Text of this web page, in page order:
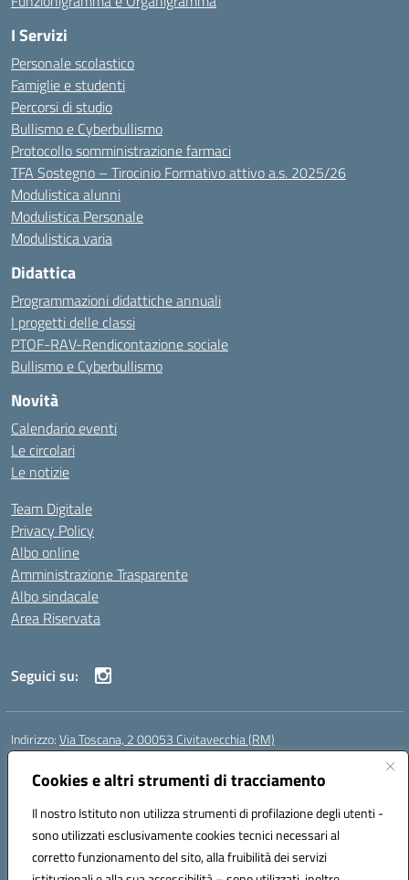
Cookies e altri strumenti di tracciamento
Il nostro Istituto non utilizza strumenti di profilazione degli utenti -
sono utilizzati esclusivamente cookies tecnici necessari al
corretto funzionamento del sito, alla fruibilità dei servizi
I Servizi
Personale scolastico
Famiglie e studenti
Percorsi di studio
Bullismo e Cyberbullismo
Protocollo somministrazione farmaci
TFA Sostegno – Tirocinio Formativo attivo a.s. 2025/26
Modulistica alunni
Modulistica Personale
Modulistica varia
Didattica
Programmazioni didattiche annuali
I progetti delle classi
PTOF-RAV-Rendicontazione sociale
Bullismo e Cyberbullismo
Novità
Calendario eventi
Le circolari
Le notizie
Team Digitale
Privacy Policy
Albo online
Amministrazione Trasparente
Albo sindacale
Area Riservata
Seguici su:
Indirizzo:Via Toscana, 2 00053 Civitavecchia (RM)
Centralino:
Posta elettronica certificata (PEC):rmic8b900g@pec.istruzione.it
Codice fiscale: 91038380589
Codice meccanografico:RMIC8B900G
Codice Indice delle Pubbliche Amministrazioni (IPA): istsc_rmic8b900g
Codice unico di fatturazione (CUF): UFP4NO